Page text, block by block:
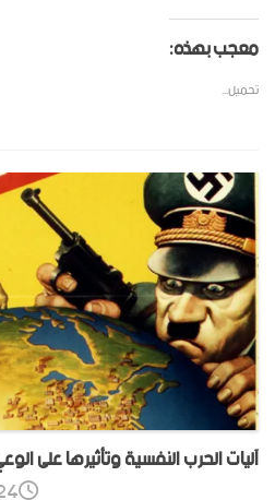
معجب بهذه:
تحميل...
آليات الحرب النفسية وتأثيرها على